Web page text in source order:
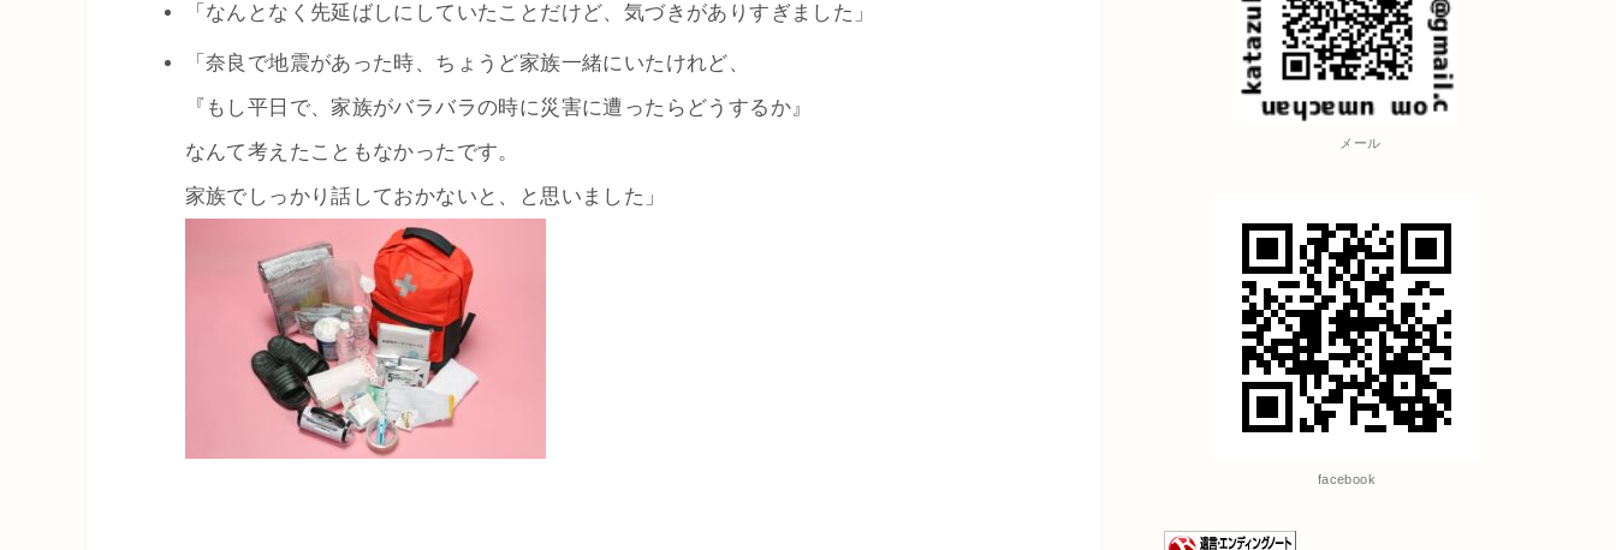
「なんとなく先延ばしにしていたことだけど、気づきがありすぎました」
「奈良で地震があった時、ちょうど家族一緒にいたけれど、
『もし平日で、家族がバラバラの時に災害に遭ったらどうするか』
なんて考えたこともなかったです。
家族でしっかり話しておかないと、と思いました」
メール
facebook